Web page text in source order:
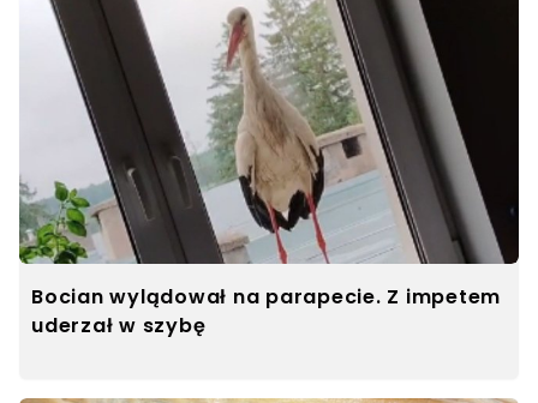
Bocian wylądował na parapecie. Z impetem
uderzał w szybę